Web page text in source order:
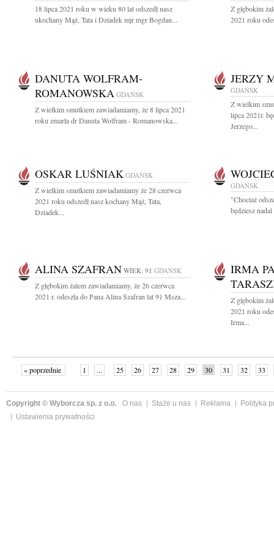
18 lipca 2021 roku w wieku 80 lat odszedł nasz
ukochany Mąż, Tata i Dziadek mjr mgr Bogdan...
Z głębokim
2021 roku
DANUTA WOLFRAM-
ROMANOWSKA GDAŃSK
Z wielkim smutkiem zawiadamiamy, że 8 lipca 2021
roku zmarła dr Danuta Wolfram - Romanowska...
JERZY
GDAŃSK
Z wielkim
lipca 2021r.
Jerzego...
OSKAR LUŚNIAK GDAŃSK
Z wielkim smutkiem zawiadamiamy że 28 czerwca
2021 roku odszedł nasz kochany Mąż, Tata,
Dziadek...
GDAŃSK
"Chociaż
będziesz
ALINA SZAFRAN WIEK: 91 GDAŃSK
Z głębokim żalem zawiadamiamy, że 26 czerwca
2021 r. odeszła do Pana Alina Szafran lat 91 Msza...
IRMA
Z głębokim
2021 roku
Irma...
« poprzednie 1 ... 25 26 27 28 29 30 31 32
33
Copyright © Wyborcza sp. z o.o. O nas Staże u nas Reklama
Polityka
Ustawienia prywatności